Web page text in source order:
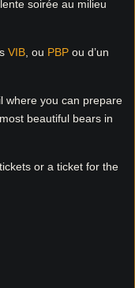
soirée au milieu
VIB , ou PBP ou d’un
where you can prepare
beautiful bears in
or a ticket for the